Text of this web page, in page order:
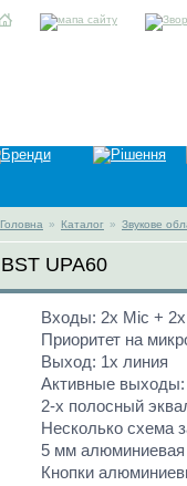
Головна » Каталог » Звукове
BST UPA60
Входы: 2x Mic +
Приоритет на
Выход: 1x линия
Активные
2-х полосный
Несколько схема
5 мм алюминиевая
Кнопки